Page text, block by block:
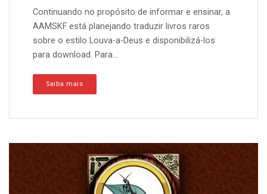
Continuando no propósito de informar e ensinar, a
AAMSKF está planejando traduzir livros raros
sobre o estilo Louva-a-Deus e disponibilizá-los
para download. Para...
Saiba mais